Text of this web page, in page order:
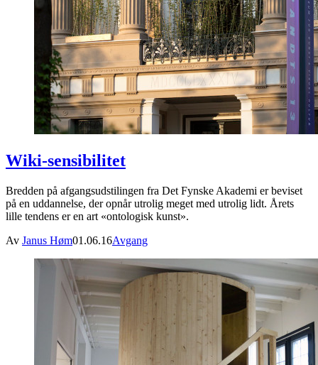
Wiki-sensibilitet
Bredden på afgangsudstilingen fra Det Fynske Akademi er beviset
på en uddannelse, der opnår utrolig meget med utrolig lidt. Årets
lille tendens er en art «ontologisk kunst».
Av Janus Høm01.06.16Avgang